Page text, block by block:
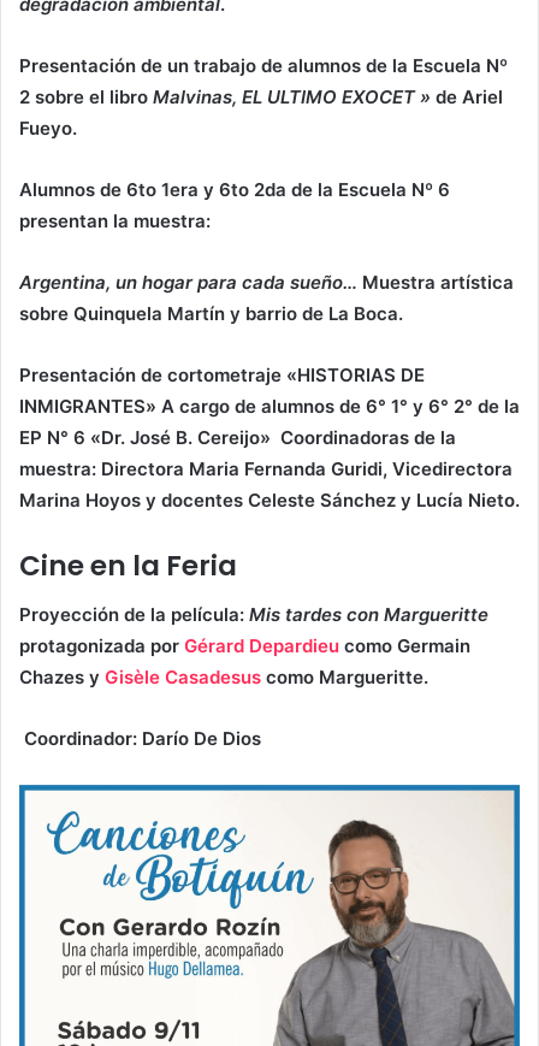
degradación ambiental.
Presentación de un trabajo de alumnos de la Escuela Nº
2 sobre el libro Malvinas, EL ULTIMO EXOCET » de Ariel
Fueyo.
Alumnos de 6to 1era y 6to 2da de la Escuela Nº 6
presentan la muestra:
Argentina, un hogar para cada sueño… Muestra artística
sobre Quinquela Martín y barrio de La Boca.
Presentación de cortometraje «HISTORIAS DE
INMIGRANTES» A cargo de alumnos de 6° 1° y 6° 2° de la
EP N° 6 «Dr. José B. Cereijo» Coordinadoras de la
muestra: Directora Maria Fernanda Guridi, Vicedirectora
Marina Hoyos y docentes Celeste Sánchez y Lucía Nieto.
Cine en la Feria
Proyección de la película: Mis tardes con Margueritte
protagonizada por Gérard Depardieu como Germain
Chazes y Gisèle Casadesus como Margueritte.
Coordinador: Darío De Dios